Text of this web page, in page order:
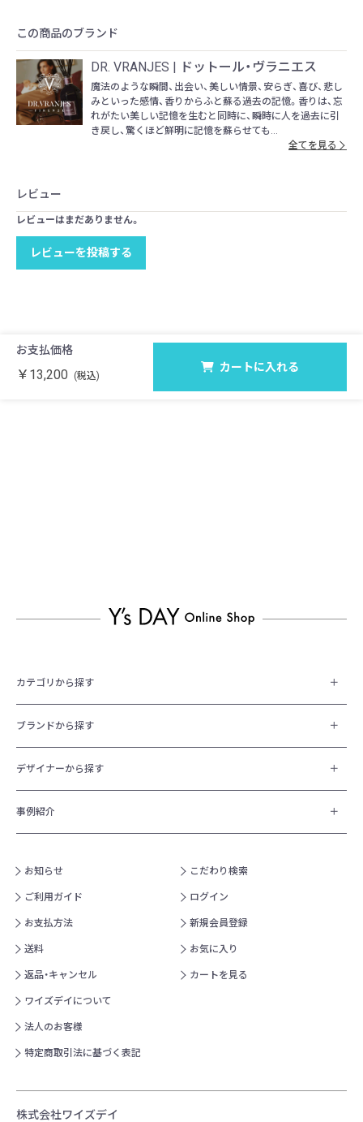
この商品のブランド
DR. VRANJES | ドットール・ヴラニエス
魔法のような瞬間、出会い、美しい情景、安らぎ、喜び、悲し
みといった感情、香りからふと蘇る過去の記憶。香りは、忘
れがたい美しい記憶を生むと同時に、瞬時に人を過去に引
き戻し、驚くほど鮮明に記憶を蘇らせても...
全てを見る
レビュー
レビューはまだありません。
レビューを投稿する
お支払価格
￥13,200 (税込)
カートに入れる
カテゴリから探す
ブランドから探す
デザイナーから探す
事例紹介
お知らせ
ご利用ガイド
お支払方法
送料
返品・キャンセル
ワイズデイについて
法人のお客様
特定商取引法に基づく表記
こだわり検索
ログイン
新規会員登録
お気に入り
カートを見る
株式会社ワイズデイ